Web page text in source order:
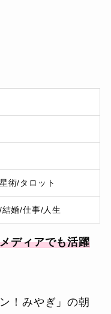
術/タロット
婚/仕事/人生
ディアでも活躍
！みやぎ」の朝